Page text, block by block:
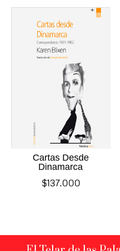
Cartas Desde
Dinamarca
$137.000